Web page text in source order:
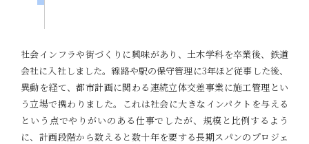
社会インフラや街づくりに興味があり、土木学科を卒業後、鉄道
会社に入社しました。線路や駅の保守管理に3年ほど従事した後、
異動を経て、都市計画に関わる連続立体交差事業に施工管理とい
う立場で携わりました。これは社会に大きなインパクトを与える
という点でやりがいのある仕事でしたが、規模と比例するよう
に、計画段階から数えると数十年を要する長期スパンのプロジェ